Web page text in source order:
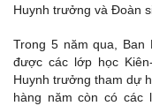
Huynh trưởng và Đoàn
Trong 5 năm qua,
được các lớp học
Huynh trưởng tham dự
hàng năm còn có các